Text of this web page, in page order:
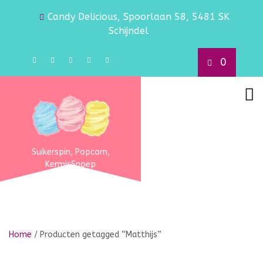
Candy Delicious, Spoorlaan 58, 5481 SK
Schijndel
0
Suikerspin, Popcorn,
KermisSnoep
Home / Producten getagged “Matthijs”